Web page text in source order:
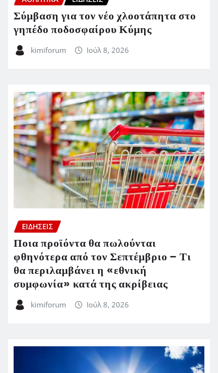
Σύμβαση για τον νέο χλοοτάπητα στο
γηπέδο ποδοσφαίρου Κύμης
kimiforum Ιούλ 8, 2026
ΕΙΔΗΣΕΙΣ
Ποια προϊόντα θα πωλούνται
φθηνότερα από τον Σεπτέμβριο – Τι
θα περιλαμβάνει η «εθνική
συμφωνία» κατά της ακρίβειας
kimiforum Ιούλ 8, 2026